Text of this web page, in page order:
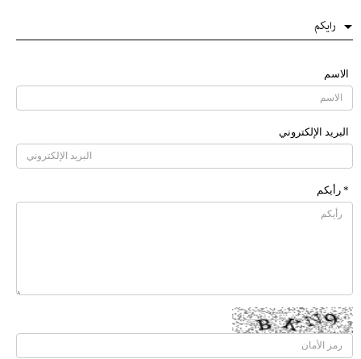
رایکم
الاسم
البرید الإلکتروني
* رأیکم